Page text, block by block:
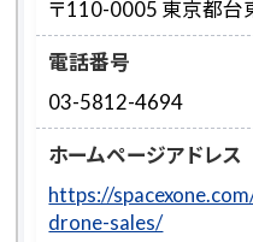
〒110-0005 東京都
電話番号
03-5812-4694
ホームページアドレス
https://
drone-sales/